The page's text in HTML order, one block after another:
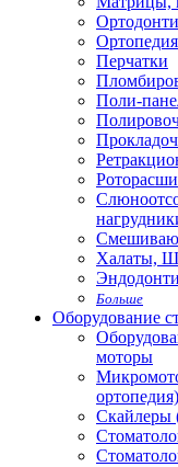
Перчатки
Поли-
Халаты,
Больше
Оборудование
моторы
ортопедия)
Скайлеры